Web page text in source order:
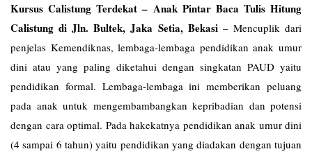
Kursus Calistung Terdekat – Anak Pintar Baca Tulis Hitung
Calistung di Jln. Bultek, Jaka Setia, Bekasi– Mencuplik dari
penjelas Kemendiknas, lembaga-lembaga pendidikan anak umur
dini atau yang paling diketahui dengan singkatan PAUD yaitu
pendidikan formal. Lembaga-lembaga ini memberikan peluang
pada anak untuk mengembambangkan kepribadian dan potensi
dengan cara optimal. Pada hakekatnya pendidikan anak umur dini
(4 sampai 6 tahun) yaitu pendidikan yang diadakan dengan tujuan